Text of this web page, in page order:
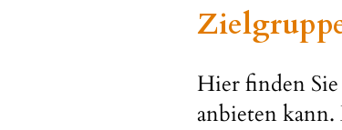
Hier finden
anbieten